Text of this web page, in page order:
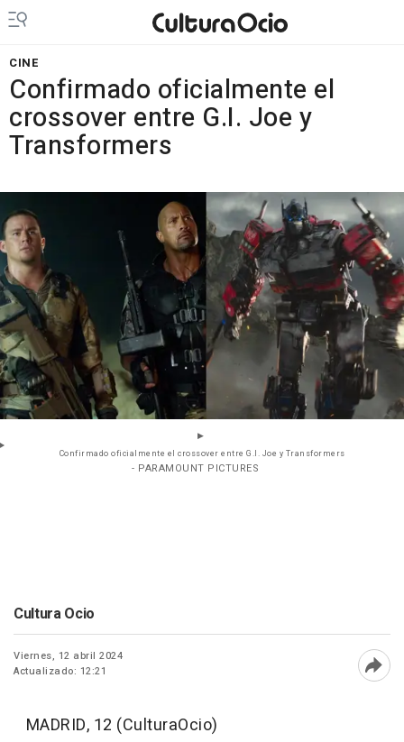
CINE
Confirmado oficialmente el
crossover entre G.I. Joe y
Transformers
Confirmado oficialmente el crossover entre G.I. Joe y Transformers
- PARAMOUNT PICTURES
Cultura Ocio
Viernes, 12 abril 2024
Actualizado: 12:21
MADRID, 12 (CulturaOcio)